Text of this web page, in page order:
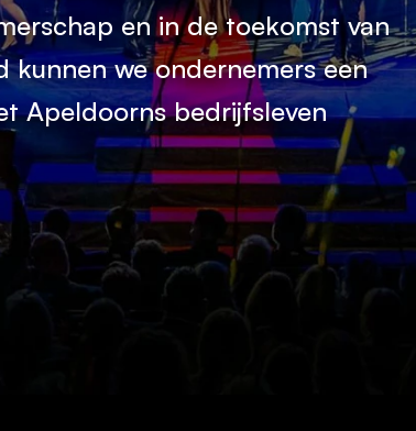
en in de toekomst van
we ondernemers een
Apeldoorns bedrijfsleven